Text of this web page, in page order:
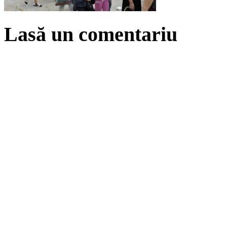
Lasă un comentariu